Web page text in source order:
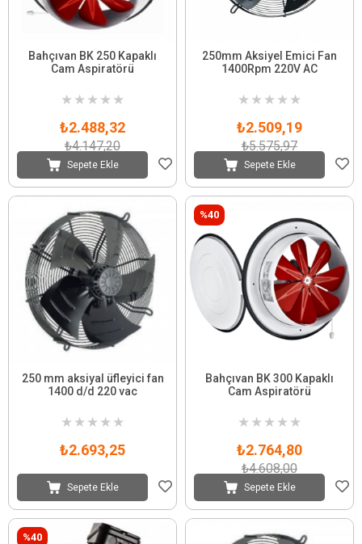
Bahçıvan BK 250 Kapaklı
Cam Aspiratörü
★ ★ ★ ★ ★
₺2.488,32
₺4.147,20
Sepete Ekle
250mm Aksiyel Emici Fan
1400Rpm 220V AC
★ ★ ★ ★ ★
₺2.509,19
₺5.575,97
Sepete Ekle
250 mm aksiyal üfleyici fan
1400 d/d 220 vac
★ ★ ★ ★ ★
₺2.693,25
Sepete Ekle
Bahçıvan BK 300 Kapaklı
Cam Aspiratörü
★ ★ ★ ★ ★
₺2.764,80
₺4.608,00
Sepete Ekle
%40
%40